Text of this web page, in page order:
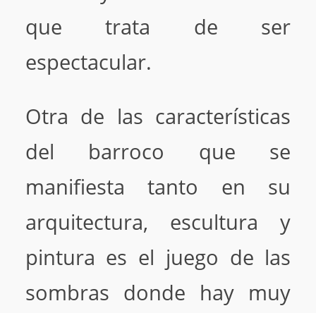
que trata de ser
espectacular.
Otra de las características
del barroco que se
manifiesta tanto en su
arquitectura, escultura y
pintura es el juego de las
sombras donde hay muy